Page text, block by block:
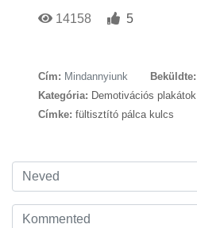
14158
5
Cím: Mindannyiunk Beküldte:
Kategória: Demotivációs plakátok
Címke: fültisztító pálca kulcs